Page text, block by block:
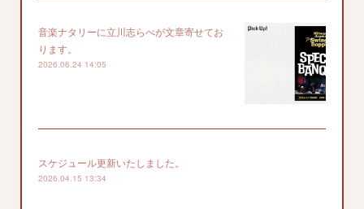
音楽ナタリーに立川志らべが文章寄せてお
ります。
2026.06.24 14:05
スケジュール更新いたしました。
2026.04.15 13:34